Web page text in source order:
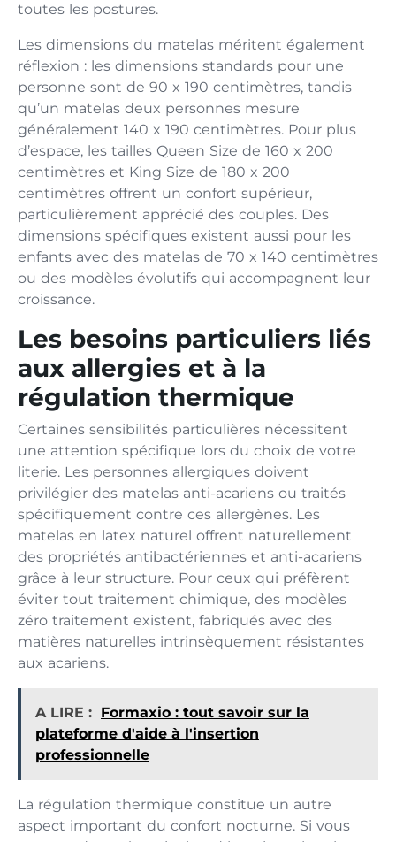
toutes les postures.
Les dimensions du matelas méritent également
réflexion : les dimensions standards pour une
personne sont de 90 x 190 centimètres, tandis
qu’un matelas deux personnes mesure
généralement 140 x 190 centimètres. Pour plus
d’espace, les tailles Queen Size de 160 x 200
centimètres et King Size de 180 x 200
centimètres offrent un confort supérieur,
particulièrement apprécié des couples. Des
dimensions spécifiques existent aussi pour les
enfants avec des matelas de 70 x 140 centimètres
ou des modèles évolutifs qui accompagnent leur
croissance.
Les besoins particuliers liés
aux allergies et à la
régulation thermique
Certaines sensibilités particulières nécessitent
une attention spécifique lors du choix de votre
literie. Les personnes allergiques doivent
privilégier des matelas anti-acariens ou traités
spécifiquement contre ces allergènes. Les
matelas en latex naturel offrent naturellement
des propriétés antibactériennes et anti-acariens
grâce à leur structure. Pour ceux qui préfèrent
éviter tout traitement chimique, des modèles
zéro traitement existent, fabriqués avec des
matières naturelles intrinsèquement résistantes
aux acariens.
A LIRE : Formaxio : tout savoir sur la
plateforme d'aide à l'insertion
professionnelle
La régulation thermique constitue un autre
aspect important du confort nocturne. Si vous